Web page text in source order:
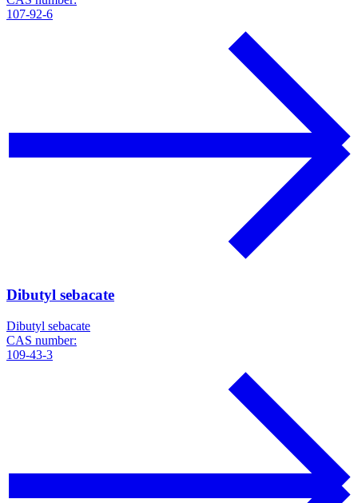
107-92-6
Dibutyl sebacate
Dibutyl sebacate
CAS number:
109-43-3